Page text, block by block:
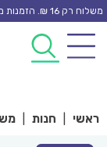
Skip
content
משלוח רק 16 ₪. הזמנות מעל 250 ₪ משלוח נק’ איסוף חינם
ראשי חנות